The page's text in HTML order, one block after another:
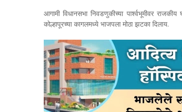
आगामी विधानसभा निवडणुकीच्या पार्श्वभूमीवर
कोल्हापूरच्या कागलमध्ये भाजपला मोठा झटका दिलाय.